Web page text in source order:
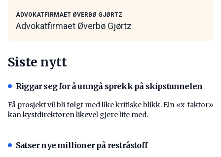
ADVOKATFIRMAET ØVERBØ GJØRTZ
Advokatfirmaet Øverbø Gjørtz
Siste nytt
Riggar seg for å unngå sprekk på skipstunnelen
Få prosjekt vil bli følgt med like kritiske blikk. Ein «x-faktor»
kan kystdirektøren likevel gjere lite med.
Satser nye millioner på restråstoff